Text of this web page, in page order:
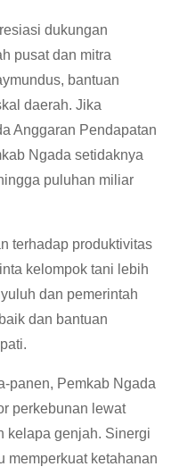
dukungan
pusat dan mitra
bantuan
daerah. Jika
Anggaran Pendapatan
Ngada setidaknya
puluhan miliar
terhadap produktivitas
kelompok tani lebih
dan pemerintah
dan bantuan
panen, Pemkab Ngada
perkebunan lewat
kelapa genjah. Sinergi
memperkuat ketahanan